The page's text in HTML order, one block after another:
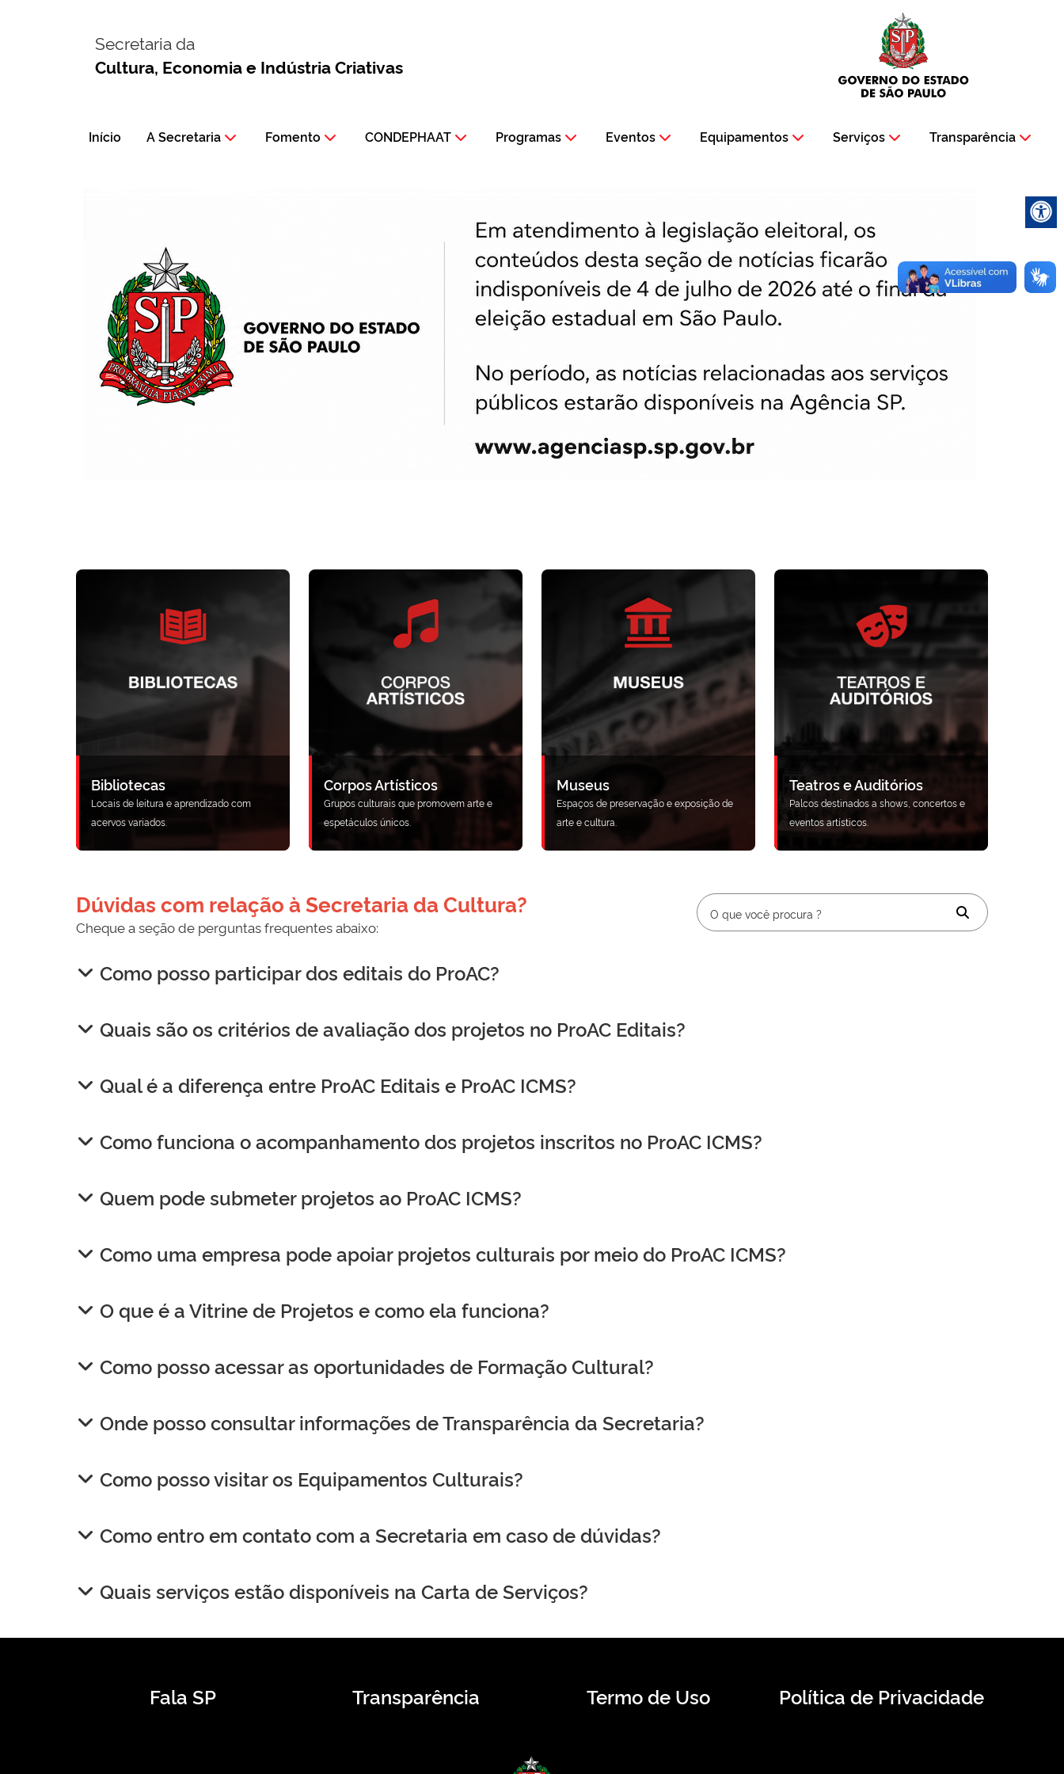
Secretaria da
Cultura, Economia e Indústria Criativas
Início A Secretaria Fomento CONDEPHAAT Programas Eventos Equipamentos Serviços Transparência
Bibliotecas
Locais de leitura e aprendizado com
acervos variados.
Corpos Artísticos
Grupos culturais que promovem arte e
espetáculos únicos.
Museus
Espaços de preservação e exposição de
arte e cultura.
Teatros e Auditórios
Palcos destinados a shows, concertos e
eventos artísticos.
Dúvidas com relação à Secretaria da Cultura?
Cheque a seção de perguntas frequentes abaixo:
Como posso participar dos editais do ProAC?
Quais são os critérios de avaliação dos projetos no ProAC Editais?
Qual é a diferença entre ProAC Editais e ProAC ICMS?
Como funciona o acompanhamento dos projetos inscritos no ProAC ICMS?
Quem pode submeter projetos ao ProAC ICMS?
Como uma empresa pode apoiar projetos culturais por meio do ProAC ICMS?
O que é a Vitrine de Projetos e como ela funciona?
Como posso acessar as oportunidades de Formação Cultural?
Onde posso consultar informações de Transparência da Secretaria?
Como posso visitar os Equipamentos Culturais?
Como entro em contato com a Secretaria em caso de dúvidas?
Quais serviços estão disponíveis na Carta de Serviços?
Fala SP Transparência Termo de Uso Política de Privacidade